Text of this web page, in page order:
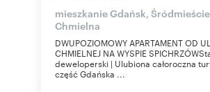
mieszkanie Gdańsk,
Chmielna
DWUPOZIOMOWY APARTAMENT OD
CHMIELNEJ NA WYSPIE
deweloperski | Ulubiona całoroczna
część Gdańska ...